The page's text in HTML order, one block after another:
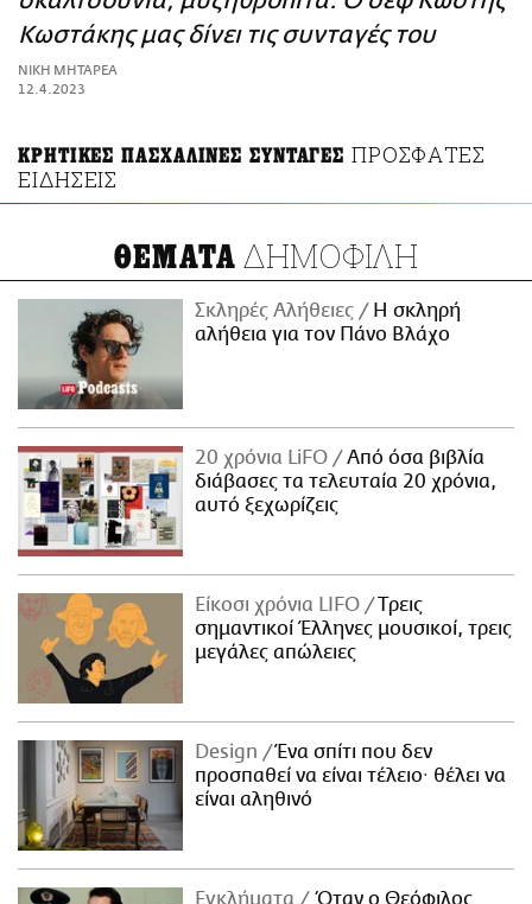
ΑΜΠΑ
PRINT
Κωστάκης μας δίνει τις συνταγές του
ΝΙΚΗ ΜΗΤΑΡΕΑ
12.4.2023
ΚΡΗΤΙΚΕΣ ΠΑΣΧΑΛΙΝΕΣ ΣΥΝΤΑΓΕΣ ΠΡΟΣΦΑΤΕΣ
ΕΙΔΗΣΕΙΣ
ΘΕΜΑΤΑ ΔΗΜΟΦΙΛΗ
Σκληρές Αλήθειες
H σκληρή
αλήθεια για τον Πάνο Βλάχο
20 χρόνια LiFO
Από όσα βιβλία
διάβασες τα τελευταία 20 χρόνια,
αυτό ξεχωρίζεις
Είκοσι χρόνια LIFO
Tρεις
σημαντικοί Έλληνες μουσικοί, τρεις
μεγάλες απώλειες
Design
Ένα σπίτι που δεν
προσπαθεί να είναι τέλειο· θέλει να
είναι αληθινό
Εγκλήματα
Όταν ο Θεόφιλος